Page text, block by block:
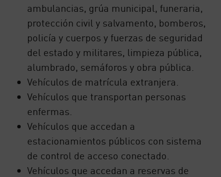
ambulancias, grúa municipal, funeraria,
protección civil y salvamento, bomberos,
policía y cuerpos y fuerzas de seguridad
del estado y militares, limpieza pública,
alumbrado, semáforos y obra pública.
Vehículos de matrícula extranjera.
Vehículos que transportan personas
enfermas.
Vehículos que accedan a
estacionamientos públicos con sistema
de control de acceso conectado.
Vehículos que accedan a reservas de